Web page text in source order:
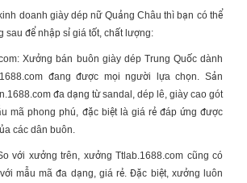
doanh giày dép nữ Quảng Châu thì bạn có thể
sau để nhập sỉ giá tốt, chất lượng:
Xưởng bán buôn giày dép Trung Quốc dành
đang được mọi người lựa chọn. Sản
đa dạng từ sandal, dép lê, giày cao gót
mã phong phú, đặc biệt là giá rẻ đáp ứng được
các dân buôn.
với xưởng trên, xưởng Ttlab.1688.com cũng có
mẫu mã đa dạng, giá rẻ. Đặc biệt, xưởng luôn